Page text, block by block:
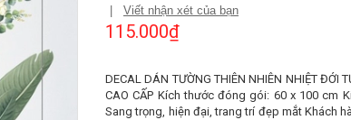
Viết nhận xét của bạn
115.000₫
DECAL DÁN TƯỜNG THIÊN NHIÊN NHIỆT ĐỚI
CAO CẤP Kích thước đóng gói: 60 x 100 cm
Sang trọng, hiện đại, trang trí đẹp mắt Khách